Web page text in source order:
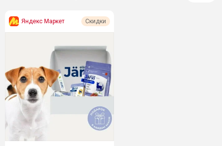
Яндекс Маркет Скидки